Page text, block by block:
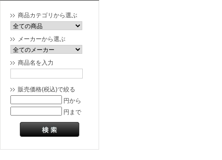
商品カテゴリから選ぶ
メーカーから選ぶ
商品名を入力
販売価格(税込)で絞る
円から
円まで